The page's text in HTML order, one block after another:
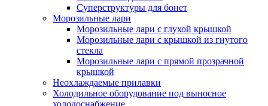
Суперструктуры для бонет
Морозильные лари
Морозильные лари с глухой крышкой
Морозильные лари с крышкой из гнутого
стекла
Морозильные лари с прямой прозрачной
крышкой
Неохлаждаемые прилавки
Холодильное оборудование под выносное
холодоснабжение